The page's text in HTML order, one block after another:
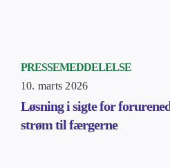
PRESSEMEDDELELSE
10. marts 2026
Løsning i sigte for
strøm til færgerne